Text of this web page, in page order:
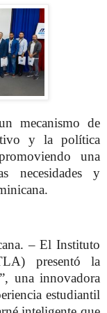
mecanismo de
y la política
una
necesidades y
– El Instituto
presentó la
una innovadora
estudiantil